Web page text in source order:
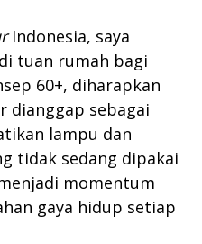
Indonesia, saya
tuan rumah bagi
60+, diharapkan
dianggap sebagai
lampu dan
tidak sedang dipakai
momentum
gaya hidup setiap